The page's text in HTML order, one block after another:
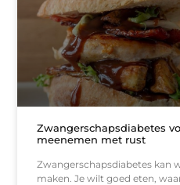
Zwangerschapsdiabetes
meenemen met rust
Zwangerschapsdiabetes kan
maken. Je wilt goed eten,